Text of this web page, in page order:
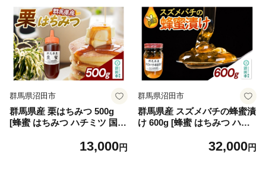
群馬県沼田市
群馬県産 栗はちみつ 500g
[蜂蜜 はちみつ ハチミツ 国産
養価が高い 沼田市]13,000円
群馬県沼田市
群馬県産 スズメバチの蜂蜜漬
け 600g [蜂蜜 はちみつ ハチ
32,000円